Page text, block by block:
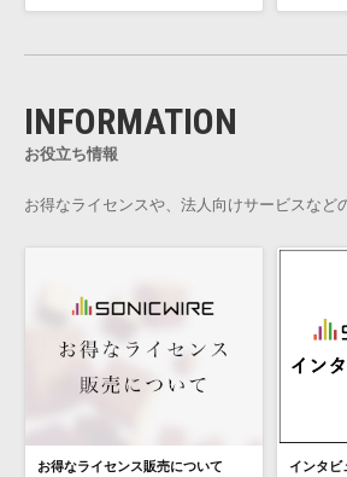
INFORMATION
お役立ち情報
お得なライセンスや、法人向けサービスなど
お得なライセンス販売について
インタビ